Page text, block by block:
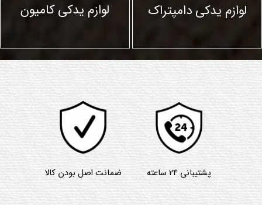
لوازم یدکی دامپتراک لوازم یدکی کامیون
پشتیبانی 24 ساعته ضمانت اصل بودن کالا